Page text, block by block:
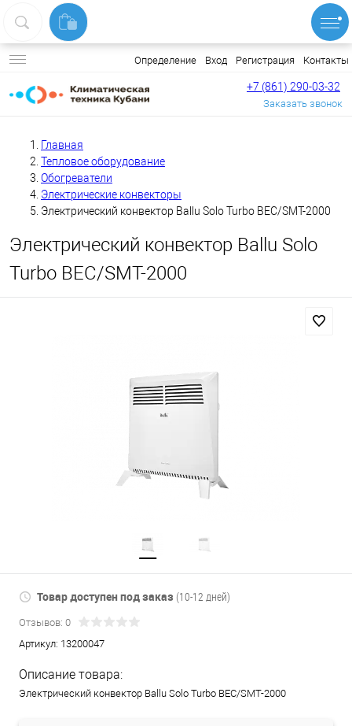
Определение Вход Регистрация Контакты
+7 (861) 290-03-32
Заказать звонок
Главная
Тепловое оборудование
Обогреватели
Электрические конвекторы
Электрический конвектор Ballu Solo Turbo BEC/SMT-2000
Электрический конвектор Ballu Solo
Turbo BEC/SMT-2000
Товар доступен под заказ (10-12 дней)
Отзывов: 0
Артикул: 13200047
Описание товара:
Электрический конвектор Ballu Solo Turbo BEC/SMT-2000